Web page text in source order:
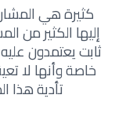
كثيرة هي
إليها الكثير من
ثابت يعتمدون
خاصة وأنها لا
تأدية هذا